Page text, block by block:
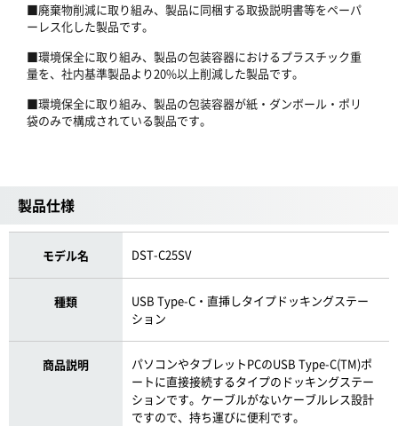
■廃棄物削減に取り組み、製品に同梱する取扱説明書等をペーパ
ーレス化した製品です。
■環境保全に取り組み、製品の包装容器におけるプラスチック重
量を、社内基準製品より20%以上削減した製品です。
■環境保全に取り組み、製品の包装容器が紙・ダンボール・ポリ
袋のみで構成されている製品です。
製品仕様
モデル名 DST-C25SV
種類
USB Type-C・直挿しタイプドッキングステー
ション
商品説明
パソコンやタブレットPCのUSB Type-C(TM)ポ
ートに直接接続するタイプのドッキングステー
ションです。ケーブルがないケーブルレス設計
ですので、持ち運びに便利です。